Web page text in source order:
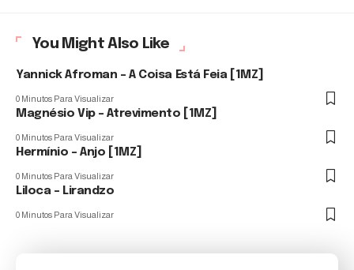
You Might Also Like
Yannick Afroman – A Coisa Está Feia [1MZ]
0 Minutos Para Visualizar
Magnésio Vip – Atrevimento [1MZ]
0 Minutos Para Visualizar
Hermínio – Anjo [1MZ]
0 Minutos Para Visualizar
Liloca – Lirandzo
0 Minutos Para Visualizar